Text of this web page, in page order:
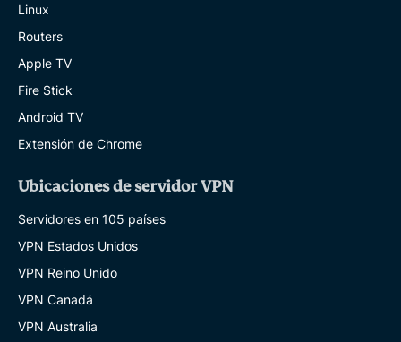
Linux
Routers
Apple TV
Fire Stick
Android TV
Extensión de Chrome
Ubicaciones de servidor VPN
Servidores en 105 países
VPN Estados Unidos
VPN Reino Unido
VPN Canadá
VPN Australia